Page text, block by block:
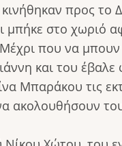
προς το
μπήκε στο χωριό
που να
και του έβαλε
Μπαράκου τις
ακολουθήσουν